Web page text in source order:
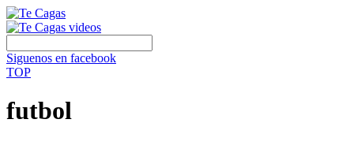
Siguenos en facebook
TOP
futbol